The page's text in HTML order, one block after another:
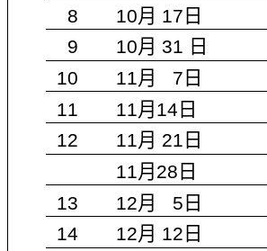
8 10月 17 日
9 10月 31 日
10
11月 7 日
11 11月 14 日
12 11月 21 日
11月 28 日
13 12月 5 日
14 12月 12 日